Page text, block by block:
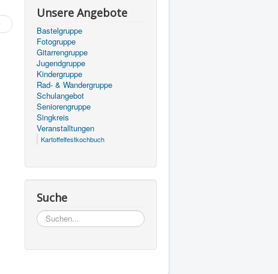
Unsere Angebote
Bastelgruppe
Fotogruppe
Gitarrengruppe
Jugendgruppe
Kindergruppe
Rad- & Wandergruppe
Schulangebot
Seniorengruppe
Singkreis
Veranstalltungen
Kartoffelfestkochbuch
Suche
Suchen...